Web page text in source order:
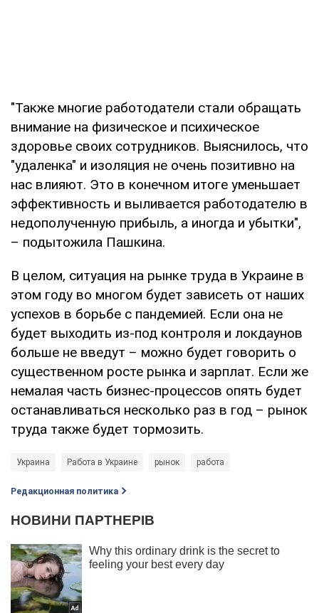
"Также многие работодатели стали обращать
внимание на физическое и психическое
здоровье своих сотрудников. Выяснилось, что
"удаленка" и изоляция не очень позитивно на
нас влияют. Это в конечном итоге уменьшает
эффективность и выливается работодателю в
недополученную прибыль, а иногда и убытки",
– подытожила Пашкина.
В целом, ситуация на рынке труда в Украине в
этом году во многом будет зависеть от наших
успехов в борьбе с пандемией. Если она не
будет выходить из-под контроля и локдаунов
больше не введут – можно будет говорить о
существенном росте рынка и зарплат. Если же
немалая часть бизнес-процессов опять будет
останавливаться несколько раз в год – рынок
труда также будет тормозить.
Украина Работа в Украине рынок работа
Редакционная политика